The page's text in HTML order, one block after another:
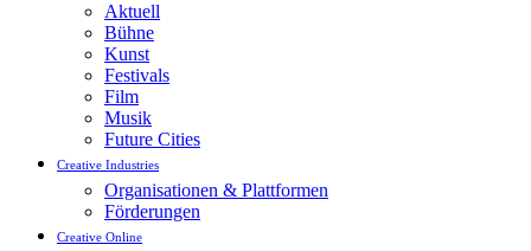
Aktuell
Bühne
Kunst
Festivals
Film
Musik
Future Cities
Creative Industries
Organisationen & Plattformen
Förderungen
Creative Online